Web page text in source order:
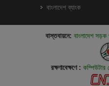
বাংলাদেশ ব্যাংক
বাস্তবায়নে: বাংলাদেশ
রক্ষণাবেক্ষণে : কম্পিউটার